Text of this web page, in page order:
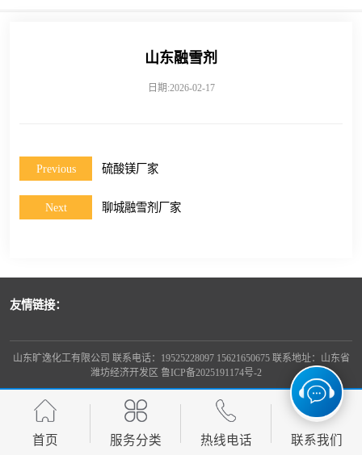
山东融雪剂
日期:2026-02-17
Previous 硫酸镁厂家
Next 聊城融雪剂厂家
友情链接：
山东旷逸化工有限公司 联系电话：19525228097 15621650675 联系地址：山东省
潍坊经济开发区 鲁ICP备2025191174号-2
首页 服务分类 热线电话 联系我们